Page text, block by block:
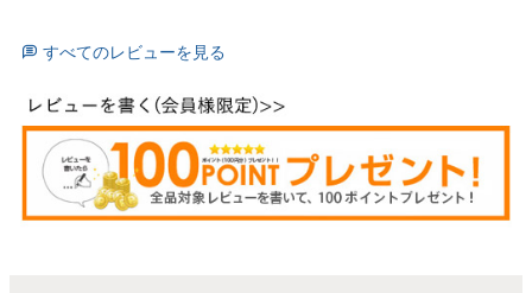
すべてのレビューを見る